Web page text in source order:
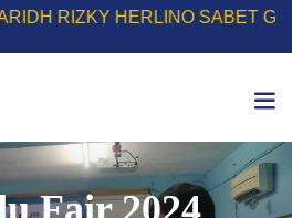
HERLINO SABET GELAR TOP
Fair 2024